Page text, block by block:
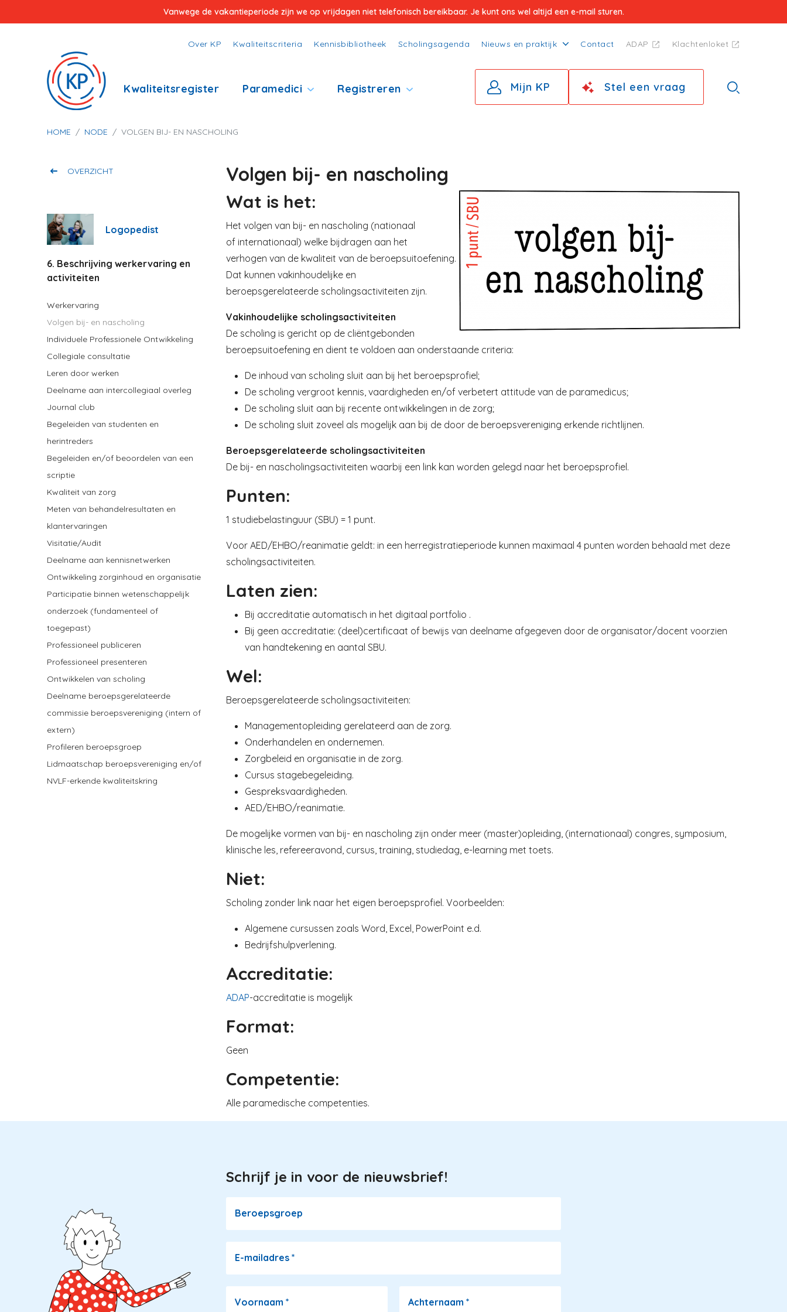
en
Vanwege de vakantieperiode zijn we op vrijdagen niet telefonisch bereikbaar. Je kunt ons wel altijd een e-mail sturen.
Top
menu
Over KP Kwaliteitscriteria Kennisbibliotheek Scholingsagenda Nieuws en praktijk Contact ADAP Klachtenloket
Hoofdnavigatie
Kwaliteitsregister Paramedici Registreren Mijn KP Stel een vraag
Kruimelpad
HOME NODE VOLGEN BIJ- EN NASCHOLING
OVERZICHT
Logopedist
6. Beschrijving werkervaring en
activiteiten
Werkervaring
Volgen bij- en nascholing
Individuele Professionele Ontwikkeling
Collegiale consultatie
Leren door werken
Deelname aan intercollegiaal overleg
Journal club
Begeleiden van studenten en
herintreders
Begeleiden en/of beoordelen van een
scriptie
Kwaliteit van zorg
Meten van behandelresultaten en
klantervaringen
Visitatie/Audit
Deelname aan kennisnetwerken
Ontwikkeling zorginhoud en organisatie
Participatie binnen wetenschappelijk
onderzoek (fundamenteel of
toegepast)
Professioneel publiceren
Professioneel presenteren
Ontwikkelen van scholing
Deelname beroepsgerelateerde
commissie beroepsvereniging (intern of
extern)
Profileren beroepsgroep
Lidmaatschap beroepsvereniging en/of
NVLF-erkende kwaliteitskring
Volgen bij- en nascholing
Image
Wat is het:
Het volgen van bij- en nascholing (nationaal
of internationaal) welke bijdragen aan het
verhogen van de kwaliteit van de beroepsuitoefening.
Dat kunnen vakinhoudelijke en
beroepsgerelateerde scholingsactiviteiten zijn.
Vakinhoudelijke scholingsactiviteiten
De scholing is gericht op de cliëntgebonden
beroepsuitoefening en dient te voldoen aan onderstaande criteria:
De inhoud van scholing sluit aan bij het beroepsprofiel;
De scholing vergroot kennis, vaardigheden en/of verbetert attitude van de paramedicus;
De scholing sluit aan bij recente ontwikkelingen in de zorg;
De scholing sluit zoveel als mogelijk aan bij de door de beroepsvereniging erkende richtlijnen.
Beroepsgerelateerde scholingsactiviteiten
De bij- en nascholingsactiviteiten waarbij een link kan worden gelegd naar het beroepsprofiel.
Punten:
1 studiebelastinguur (SBU) = 1 punt.
Voor AED/EHBO/reanimatie geldt: in een herregistratieperiode kunnen maximaal 4 punten worden behaald met deze
scholingsactiviteiten.
Laten zien:
Bij accreditatie automatisch in het digitaal portfolio .
Bij geen accreditatie: (deel)certificaat of bewijs van deelname afgegeven door de organisator/docent voorzien
van handtekening en aantal SBU.
Wel:
Beroepsgerelateerde scholingsactiviteiten:
Managementopleiding gerelateerd aan de zorg.
Onderhandelen en ondernemen.
Zorgbeleid en organisatie in de zorg.
Cursus stagebegeleiding.
Gespreksvaardigheden.
AED/EHBO/reanimatie.
De mogelijke vormen van bij- en nascholing zijn onder meer (master)opleiding, (internationaal) congres, symposium,
klinische les, refereeravond, cursus, training, studiedag, e-learning met toets.
Niet:
Scholing zonder link naar het eigen beroepsprofiel. Voorbeelden:
Algemene cursussen zoals Word, Excel, PowerPoint e.d.
Bedrijfshulpverlening.
Accreditatie:
ADAP-accreditatie is mogelijk
Format:
Geen
Competentie:
Alle paramedische competenties.
Schrijf je in voor de nieuwsbrief!
Beroepsgroep
E-mailadres *
Voornaam * Achternaam *